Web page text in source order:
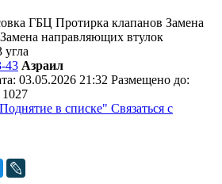
ГБЦ Протирка клапанов Замена
направляющих втулок
угла
43 Азраил
03.05.2026 21:32 Размещено до:
в списке" Связаться с